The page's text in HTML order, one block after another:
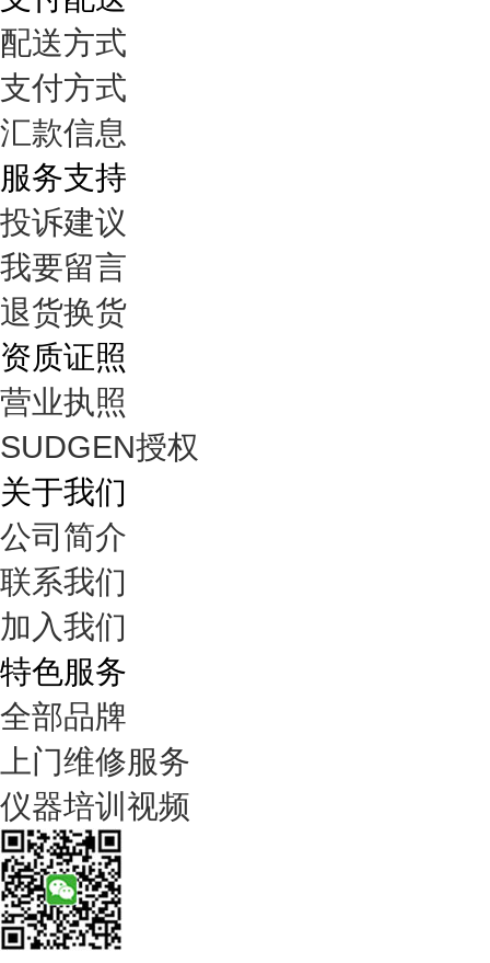
配送方式
支付方式
汇款信息
服务支持
投诉建议
我要留言
退货换货
资质证照
营业执照
SUDGEN授权
关于我们
公司简介
联系我们
加入我们
特色服务
全部品牌
上门维修服务
仪器培训视频